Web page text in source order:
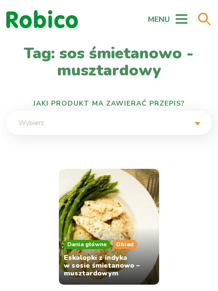
MENU
Tag: sos śmietanowo -
musztardowy
JAKI PRODUKT MA ZAWIERAĆ PRZEPIS?
Wybierz
Dania główne Obiad
Eskalopki z indyka
w sosie śmietanowo –
musztardowym